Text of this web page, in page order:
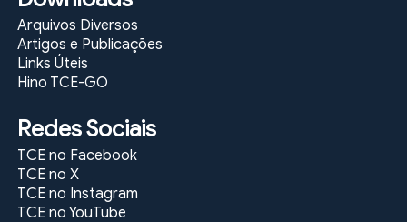
Arquivos Diversos
Artigos e Publicações
Links Úteis
Hino TCE-GO
Redes Sociais
TCE no Facebook
TCE no X
TCE no Instagram
TCE no YouTube